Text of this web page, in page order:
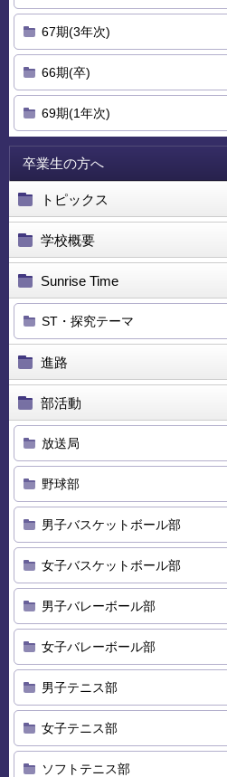
67期(3年次)
66期(卒)
69期(1年次)
卒業生の方へ
トピックス
学校概要
Sunrise Time
ST・探究テーマ
進路
部活動
放送局
野球部
男子バスケットボール部
女子バスケットボール部
男子バレーボール部
女子バレーボール部
男子テニス部
女子テニス部
ソフトテニス部